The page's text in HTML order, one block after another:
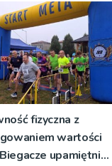
fizyczna z
wartości
upamiętnili